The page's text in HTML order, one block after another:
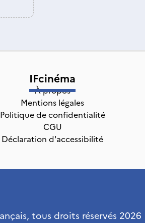
IFcinéma
À propos
Mentions légales
Politique de confidentialité
CGU
Déclaration d'accessibilité
tous droits réservés 2026